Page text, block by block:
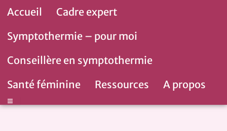
Aller
contenu
Accueil
Cadre expert
Symptothermie – pour moi
Conseillère en symptothermie
Santé féminine
Ressources A propos
Hamburger Toggle Menu